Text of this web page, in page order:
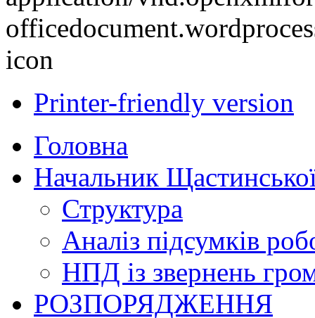
Printer-friendly version
Головна
Начальник
Структура
Аналіз підсумків
НПД із звернень
РОЗПОРЯДЖЕННЯ